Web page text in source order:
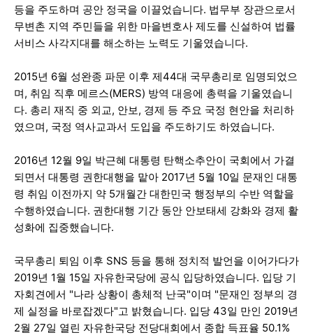
등을 주도하며 공안 정국을 이끌었습니다. 법무부 장관으로서
무변촌 지역 주민들을 위한 마을변호사 제도를 신설하여 법률
서비스 사각지대를 해소하는 노력도 기울였습니다.
2015년 6월 성완종 파문 이후 제44대 국무총리로 임명되었으
며, 취임 직후 메르스(MERS) 방역 대응에 총력을 기울였습니
다. 총리 재직 중 외교, 안보, 경제 등 주요 국정 현안을 처리하
였으며, 국정 역사교과서 도입을 주도하기도 하였습니다.
2016년 12월 9일 박근혜 대통령 탄핵소추안이 국회에서 가결
되면서 대통령 권한대행을 맡아 2017년 5월 10일 문재인 대통
령 취임 이전까지 약 5개월간 대한민국 행정부의 수반 역할을
수행하였습니다. 권한대행 기간 동안 안보태세 강화와 경제 활
성화에 집중했습니다.
국무총리 퇴임 이후 SNS 등을 통해 정치적 발언을 이어가다가
2019년 1월 15일 자유한국당에 공식 입당하였습니다. 입당 기
자회견에서 "나라 상황이 총체적 난국"이며 "문재인 정부의 경
제 실정을 바로잡겠다"고 밝혔습니다. 입당 43일 만인 2019년
2월 27일 열린 자유한국당 전당대회에서 종합 득표율 50.1%